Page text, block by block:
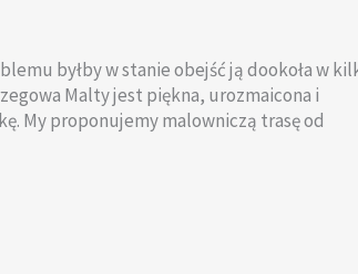
byłby w stanie obejść ją dookoła w
Malty jest piękna, urozmaicona i
My proponujemy malowniczą trasę od